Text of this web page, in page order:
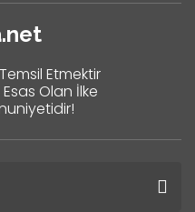
Etmektir
Olan İlke